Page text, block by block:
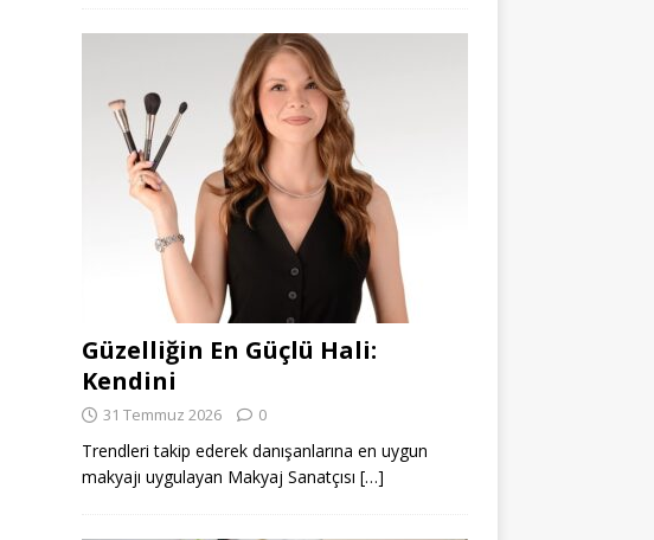
Güzelliğin En Güçlü Hali:
Kendini
31 Temmuz 2026 0
Trendleri takip ederek danışanlarına en uygun
makyajı uygulayan Makyaj Sanatçısı […]